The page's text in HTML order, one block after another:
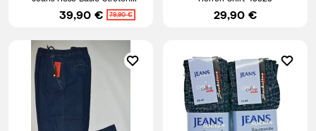
Jeanshose Regular Slim NEU
39,90 € 79,90 € 29,90 €